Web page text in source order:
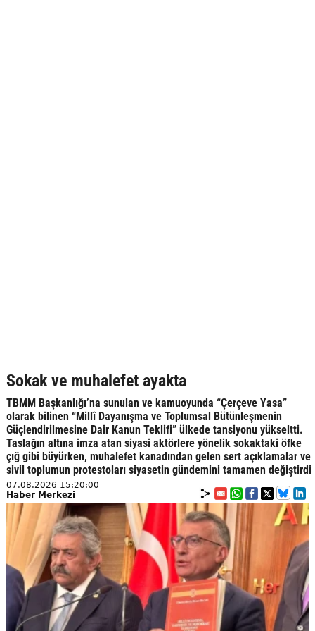
Sokak ve muhalefet ayakta
TBMM Başkanlığı’na sunulan ve kamuoyunda “Çerçeve Yasa”
olarak bilinen “Millî Dayanışma ve Toplumsal Bütünleşmenin
Güçlendirilmesine Dair Kanun Teklifi” ülkede tansiyonu yükseltti.
Taslağın altına imza atan siyasi aktörlere yönelik sokaktaki öfke
çığ gibi büyürken, muhalefet kanadından gelen sert açıklamalar ve
sivil toplumun protestoları siyasetin gündemini tamamen değiştirdi
07.08.2026 15:20:00
Haber Merkezi